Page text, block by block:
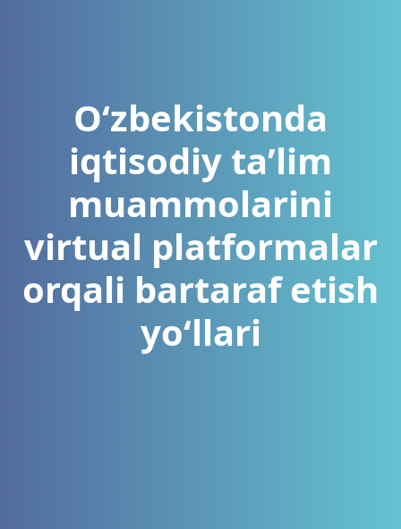
O‘zbekistonda
iqtisodiy ta’lim
muammolarini
virtual platformalar
orqali bartaraf etish
yo‘llari